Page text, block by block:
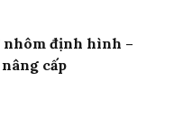
nhôm định hình –
cấp